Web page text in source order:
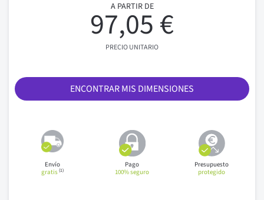
A PARTIR DE
97,05 €
PRECIO UNITARIO
ENCONTRAR MIS DIMENSIONES
Envío
gratis(1)
Pago
100% seguro
Presupuesto
protegido